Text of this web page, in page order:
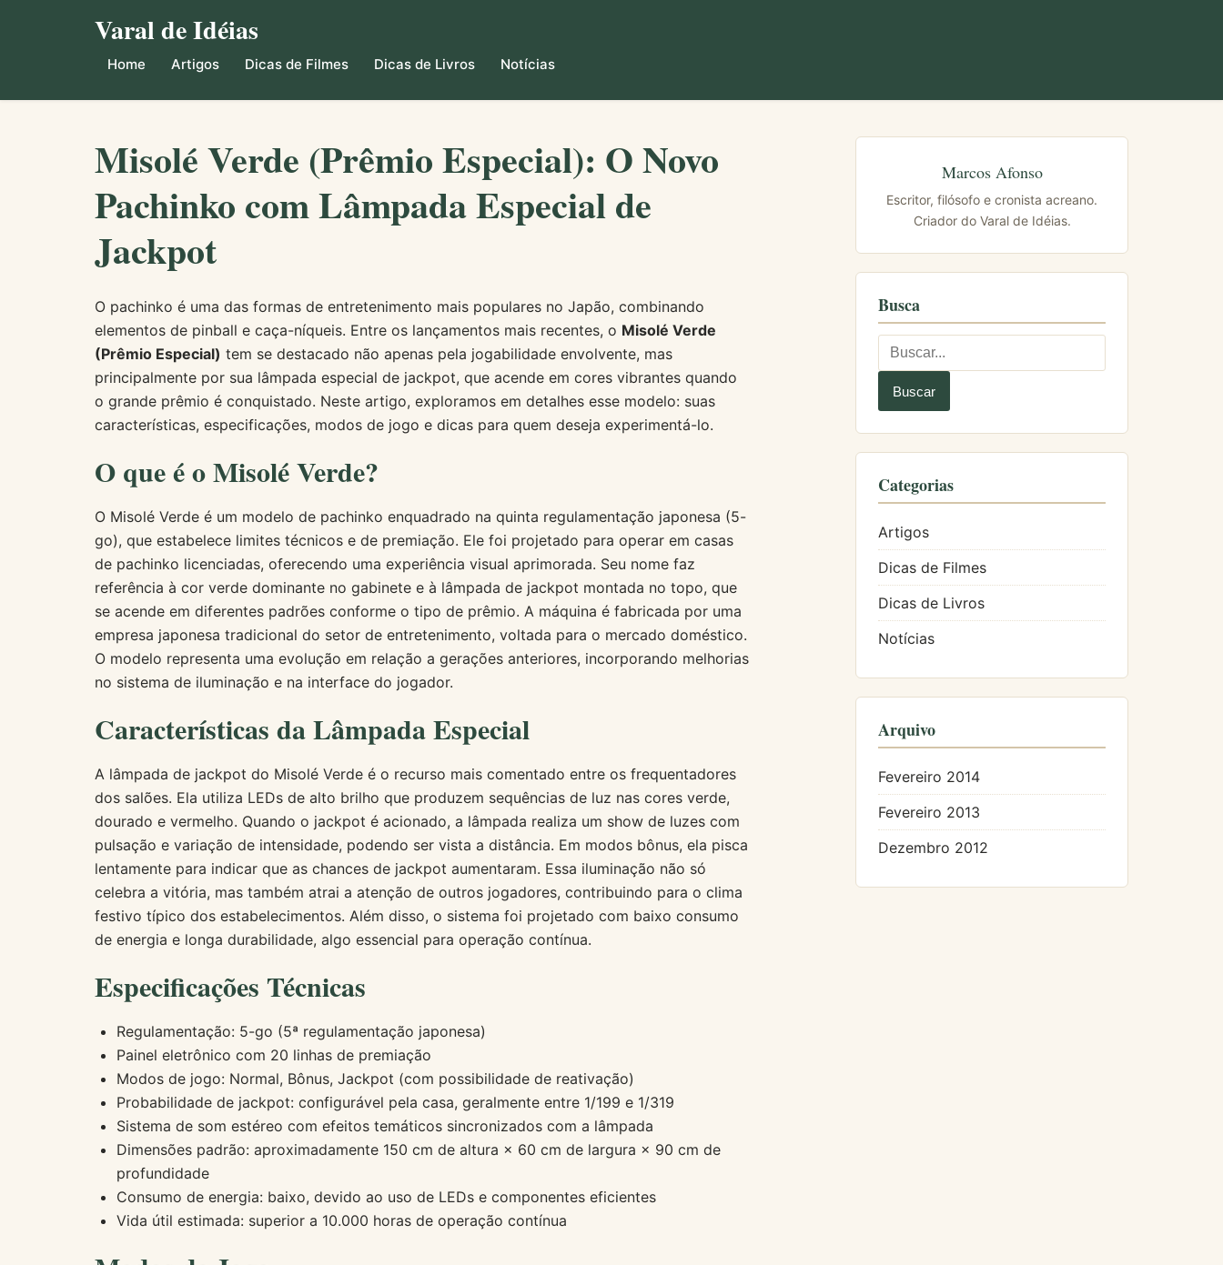
Varal de Idéias
Home Artigos Dicas de Filmes Dicas de Livros Notícias
Misolé Verde (Prêmio Especial): O Novo
Pachinko com Lâmpada Especial de
Jackpot
O pachinko é uma das formas de entretenimento mais populares no Japão, combinando
elementos de pinball e caça-níqueis. Entre os lançamentos mais recentes, o Misolé Verde
(Prêmio Especial) tem se destacado não apenas pela jogabilidade envolvente, mas
principalmente por sua lâmpada especial de jackpot, que acende em cores vibrantes quando
o grande prêmio é conquistado. Neste artigo, exploramos em detalhes esse modelo: suas
características, especificações, modos de jogo e dicas para quem deseja experimentá-lo.
O que é o Misolé Verde?
O Misolé Verde é um modelo de pachinko enquadrado na quinta regulamentação japonesa (5-
go), que estabelece limites técnicos e de premiação. Ele foi projetado para operar em casas
de pachinko licenciadas, oferecendo uma experiência visual aprimorada. Seu nome faz
referência à cor verde dominante no gabinete e à lâmpada de jackpot montada no topo, que
se acende em diferentes padrões conforme o tipo de prêmio. A máquina é fabricada por uma
empresa japonesa tradicional do setor de entretenimento, voltada para o mercado doméstico.
O modelo representa uma evolução em relação a gerações anteriores, incorporando melhorias
no sistema de iluminação e na interface do jogador.
Características da Lâmpada Especial
A lâmpada de jackpot do Misolé Verde é o recurso mais comentado entre os frequentadores
dos salões. Ela utiliza LEDs de alto brilho que produzem sequências de luz nas cores verde,
dourado e vermelho. Quando o jackpot é acionado, a lâmpada realiza um show de luzes com
pulsação e variação de intensidade, podendo ser vista a distância. Em modos bônus, ela pisca
lentamente para indicar que as chances de jackpot aumentaram. Essa iluminação não só
celebra a vitória, mas também atrai a atenção de outros jogadores, contribuindo para o clima
festivo típico dos estabelecimentos. Além disso, o sistema foi projetado com baixo consumo
de energia e longa durabilidade, algo essencial para operação contínua.
Especificações Técnicas
Regulamentação: 5-go (5ª regulamentação japonesa)
Painel eletrônico com 20 linhas de premiação
Modos de jogo: Normal, Bônus, Jackpot (com possibilidade de reativação)
Probabilidade de jackpot: configurável pela casa, geralmente entre 1/199 e 1/319
Sistema de som estéreo com efeitos temáticos sincronizados com a lâmpada
Dimensões padrão: aproximadamente 150 cm de altura × 60 cm de largura × 90 cm de
profundidade
Consumo de energia: baixo, devido ao uso de LEDs e componentes eficientes
Vida útil estimada: superior a 10.000 horas de operação contínua
Marcos Afonso
Escritor, filósofo e cronista acreano.
Criador do Varal de Idéias.
Busca
Categorias
Artigos
Dicas de Filmes
Dicas de Livros
Notícias
Arquivo
Fevereiro 2014
Fevereiro 2013
Dezembro 2012